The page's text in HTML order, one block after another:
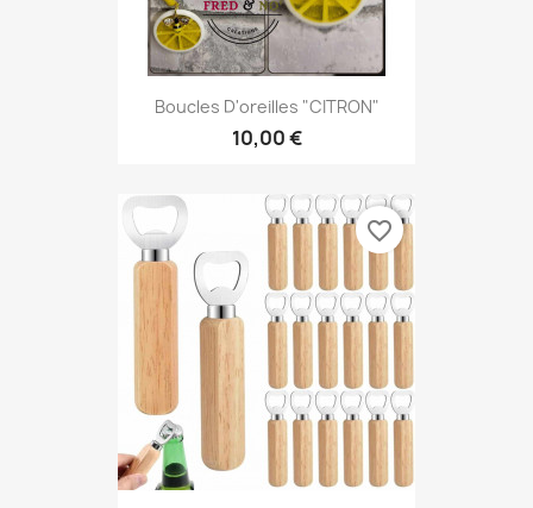
Boucles D'oreilles "CITRON"
10,00 €
favorite_border